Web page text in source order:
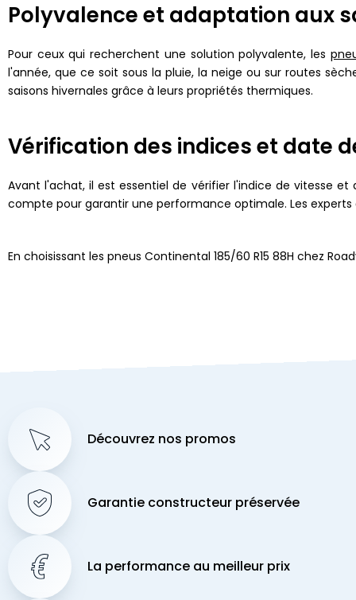
Polyvalence et adaptation aux
Pour ceux qui recherchent une solution polyvalente, les
l'année, que ce soit sous la pluie, la neige ou sur routes
saisons hivernales grâce à leurs propriétés thermiques.
Vérification des indices et date
Avant l'achat, il est essentiel de vérifier l'indice de vitesse
compte pour garantir une performance optimale. Les
En choisissant les pneus Continental 185/60 R15 88H chez
Découvrez nos promos
Garantie constructeur préservée
La performance au meilleur prix